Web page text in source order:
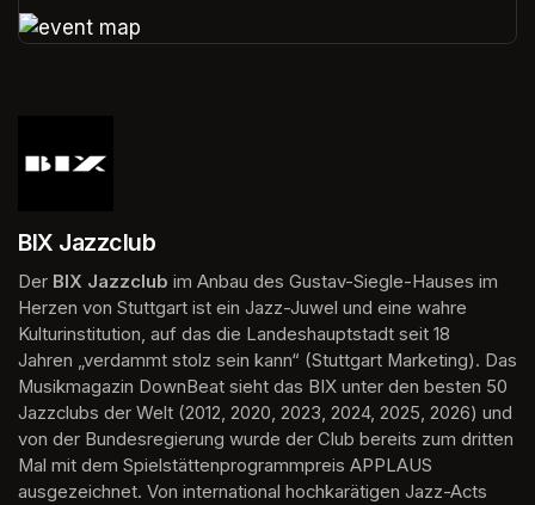
BIX Jazzclub
Der BIX Jazzclub im Anbau des Gustav-Siegle-Hauses im
Herzen von Stuttgart ist ein Jazz-Juwel und eine wahre
Kulturinstitution, auf das die Landeshauptstadt seit 18
Jahren „verdammt stolz sein kann“ (Stuttgart Marketing). Das
Musikmagazin DownBeat sieht das BIX unter den besten 50
Jazzclubs der Welt (2012, 2020, 2023, 2024, 2025, 2026) und
von der Bundesregierung wurde der Club bereits zum dritten
Mal mit dem Spielstättenprogrammpreis APPLAUS
ausgezeichnet. Von international hochkarätigen Jazz-Acts